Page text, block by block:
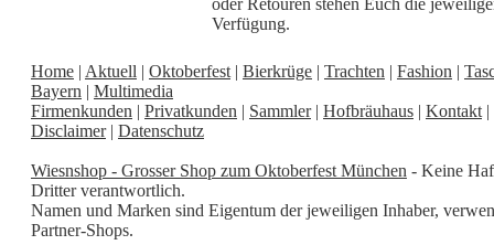
oder Retouren stehen Euch die
Verfügung.
Home | Aktuell | Oktoberfest | Bierkrüge | Trachten | Fashion |
Bayern | Multimedia
Firmenkunden | Privatkunden | Sammler| Hofbräuhaus | Kontakt |
Disclaimer| Datenschutz
Wiesnshop - Grosser Shop zum Oktoberfest München - Keine
Dritter verantwortlich.
Namen und Marken sind Eigentum der jeweiligen Inhaber,
Partner-Shops.